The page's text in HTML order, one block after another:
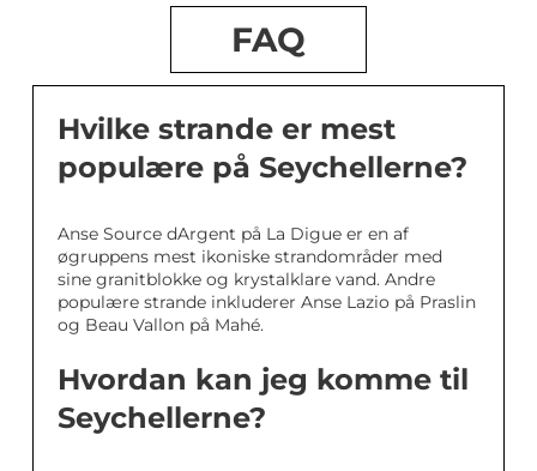
FAQ
Hvilke strande er mest
populære på Seychellerne?
Anse Source dArgent på La Digue er en af
øgruppens mest ikoniske strandområder med
sine granitblokke og krystalklare vand. Andre
populære strande inkluderer Anse Lazio på Praslin
og Beau Vallon på Mahé.
Hvordan kan jeg komme til
Seychellerne?